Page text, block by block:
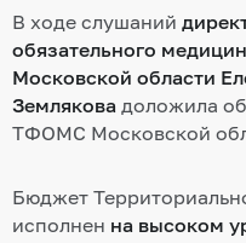
В ходе слушаний д
обязательного
Московской области
Землякова доложила
ТФОМС Московской
Бюджет
исполнен на высоком